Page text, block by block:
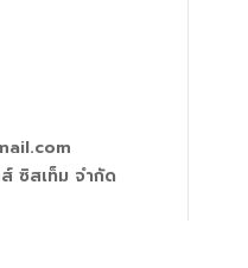
ซิสเท็ม จำกัด